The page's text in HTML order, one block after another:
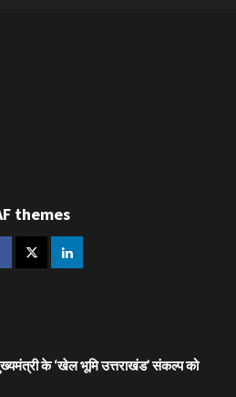
themes
के ‘खेल भूमि उत्तराखंड’ संकल्प को